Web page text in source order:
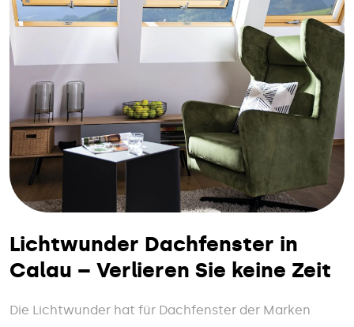
Lichtwunder Dachfenster in
Calau – Verlieren Sie keine Zeit
Die Lichtwunder hat für Dachfenster der Marken